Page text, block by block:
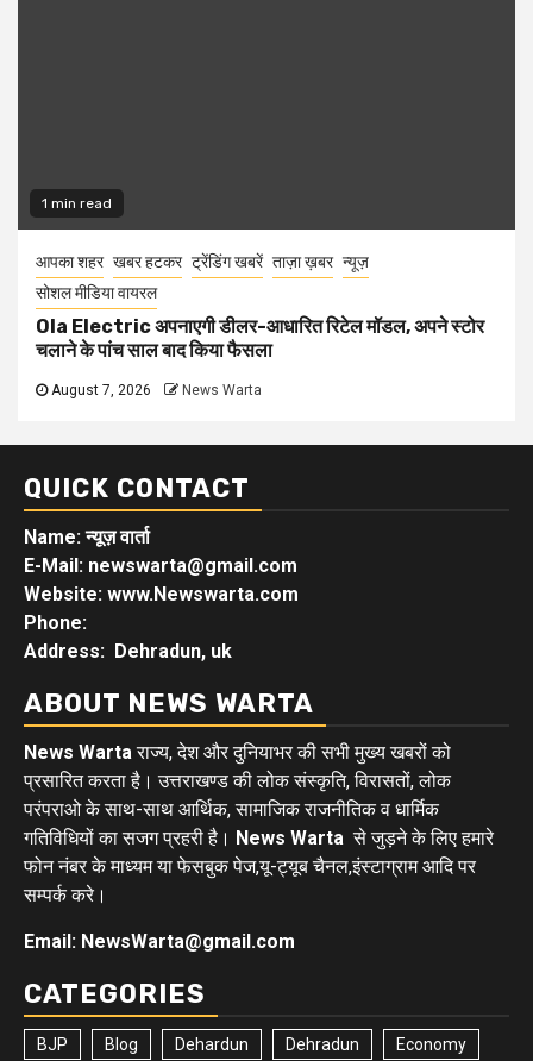
1 min read
आपका शहर खबर हटकर ट्रेंडिंग खबरें ताज़ा ख़बर न्यूज़
सोशल मीडिया वायरल
Ola Electric अपनाएगी डीलर-आधारित रिटेल मॉडल, अपने स्टोर
चलाने के पांच साल बाद किया फैसला
August 7, 2026 News Warta
QUICK CONTACT
Name: न्यूज़ वार्ता
E-Mail: newswarta@gmail.com
Website: www.Newswarta.com
Phone:
Address: Dehradun, uk
ABOUT NEWS WARTA
News Wartaराज्य, देश और दुनियाभर की सभी मुख्य खबरों को
प्रसारित करता है। उत्तराखण्ड की लोक संस्कृति, विरासतों, लोक
परंपराओ के साथ-साथ आर्थिक, सामाजिक राजनीतिक व धार्मिक
गतिविधियों का सजग प्रहरी है। News Warta से जुड़ने के लिए हमारे
फोन नंबर के माध्यम या फेसबुक पेज,यू-ट्यूब चैनल,इंस्टाग्राम आदि पर
सम्पर्क करे।
Email: NewsWarta@gmail.com
CATEGORIES
BJP Blog Dehardun Dehradun Economy